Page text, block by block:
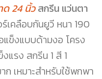
ด 24 นิ้วสกรีน แว่นตา
เคลือบกันยูวี หนา 190
ข็งแบบด้ามงอ โครง
แรง สกรีน 1 สี 1
เหมาะสำหรับใช้พกพา